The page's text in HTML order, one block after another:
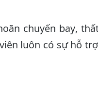
chuyến bay,
luôn có sự hỗ